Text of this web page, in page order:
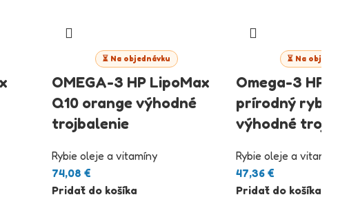
⏳ Na objednávku
OMEGA-3 HP LipoMax
Q10 orange výhodné
trojbalenie
Rybie oleje a vitamíny
74,08 €
Pridať do košíka
⏳ Na
Omega-3 HP
prírodný rybí
výhodné
Rybie oleje a vitamíny
47,36€
Pridať do košíka